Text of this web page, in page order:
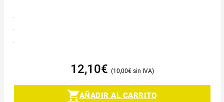
12,10€ 10,00€
AÑADIR AL CARRITO